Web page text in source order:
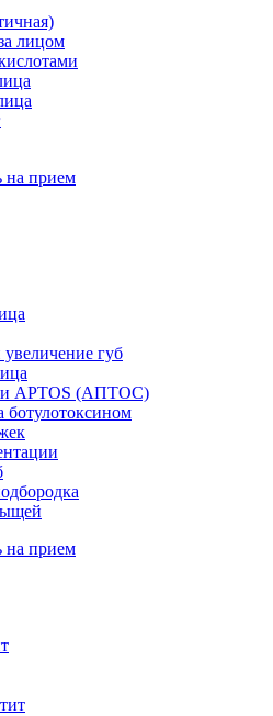
лицом
на прием
губ
APTOS (АПТОС)
ботулотоксином
на прием